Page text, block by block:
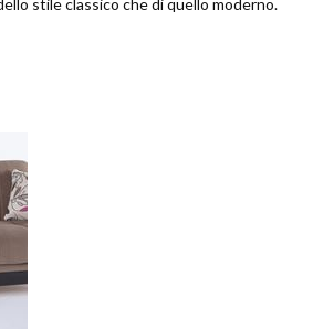
stile classico che di quello moderno.